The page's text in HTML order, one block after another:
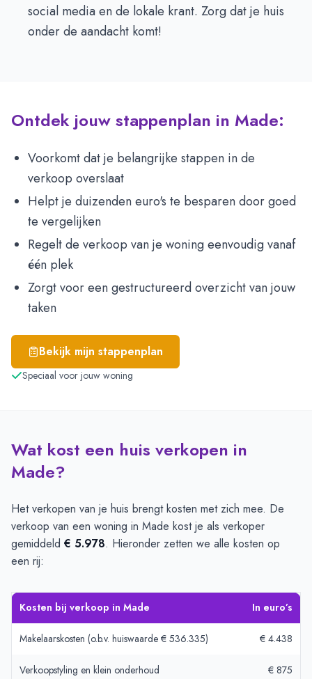
social media en de lokale krant. Zorg dat je huis
onder de aandacht komt!
Ontdek jouw stappenplan in Made:
Voorkomt dat je belangrijke stappen in de
verkoop overslaat
Helpt je duizenden euro's te besparen door goed
te vergelijken
Regelt de verkoop van je woning eenvoudig vanaf
één plek
Zorgt voor een gestructureerd overzicht van jouw
taken
Bekijk mijn stappenplan
Speciaal voor jouw woning
Wat kost een huis verkopen in
Made?
Het verkopen van je huis brengt kosten met zich mee. De
verkoop van een woning in Made kost je als verkoper
gemiddeld € 5.978. Hieronder zetten we alle kosten op
een rij:
Kosten bij verkoop in Made In euro’s
Makelaarskosten (o.b.v. huiswaarde € 536.335) € 4.438
Verkoopstyling en klein onderhoud € 875